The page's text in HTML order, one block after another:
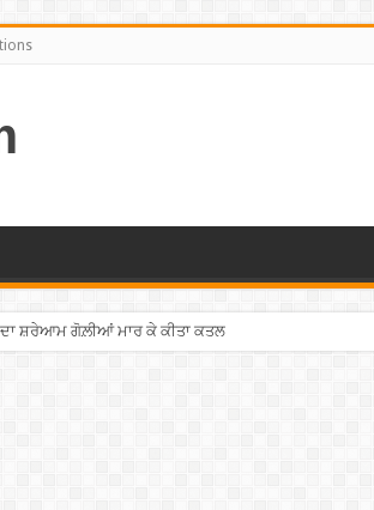
ਦਾ ਸ਼ਰੇਆਮ ਗੋਲ਼ੀਆਂ ਮਾਰ ਕੇ ਕੀਤਾ ਕਤਲ